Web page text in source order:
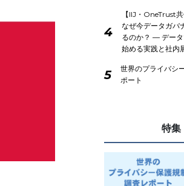
4
【IIJ・OneTrust
なぜ今データガバ
るのか？ ― デー
始める実践と社内
5
世界のプライバシ
ポート
特集